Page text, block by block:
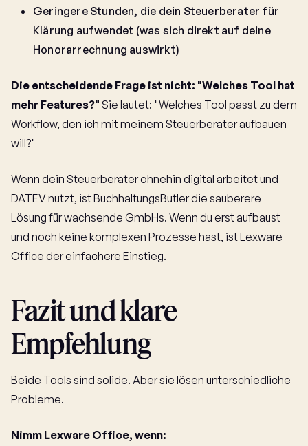
Geringere Stunden, die dein Steuerberater für
Klärung aufwendet (was sich direkt auf deine
Honorarrechnung auswirkt)
Die entscheidende Frage ist nicht: "Welches Tool hat
mehr Features?" Sie lautet: "Welches Tool passt zu dem
Workflow, den ich mit meinem Steuerberater aufbauen
will?"
Wenn dein Steuerberater ohnehin digital arbeitet und
DATEV nutzt, ist BuchhaltungsButler die sauberere
Lösung für wachsende GmbHs. Wenn du erst aufbaust
und noch keine komplexen Prozesse hast, ist Lexware
Office der einfachere Einstieg.
Fazit und klare
Empfehlung
Beide Tools sind solide. Aber sie lösen unterschiedliche
Probleme.
Nimm Lexware Office, wenn: